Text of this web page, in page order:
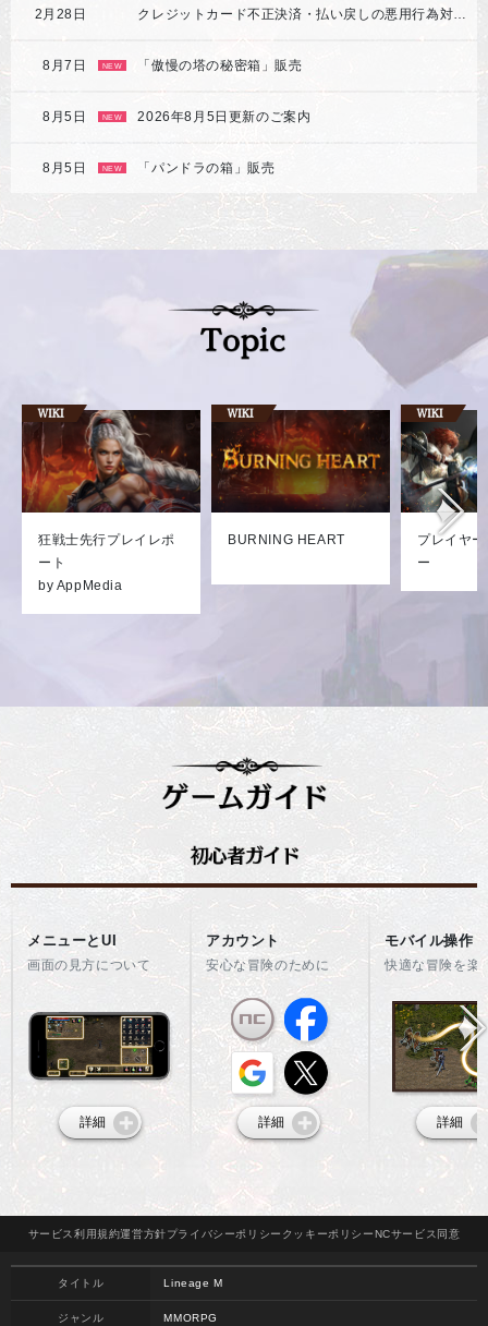
2月28日
8月7日 NEW 「傲慢の塔の秘密箱」販売
8月5日 NEW 2026年8月5日更新のご案内
8月5日 NEW 「パンドラの箱」販売
狂戦士先行プレイレポ
ート
by AppMedia
BURNING HEART
プレイヤ
ー
メニューとUI
画面の見方について
詳細
アカウント
安心な冒険のために
詳細
モバイル操作
快適な冒険を楽
詳細
サービス 利用規約運営方針プライバシーポリシー クッキーポリシーNCサービス 同意
タイトル Lineage M
ジャンル MMORPG